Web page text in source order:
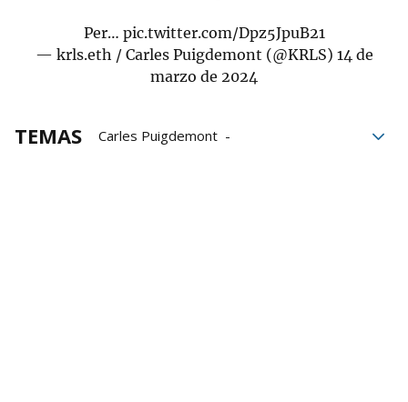
Per… pic.twitter.com/Dpz5JpuB21
— krls.eth / Carles Puigdemont (@KRLS) 14 de
marzo de 2024
TEMAS
Carles Puigdemont